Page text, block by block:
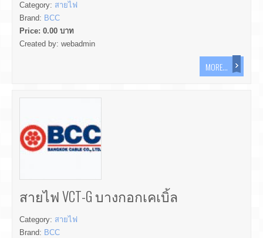
Category: สายไฟ
Brand: BCC
Price: 0.00 บาท
Created by: webadmin
MORE...
สายไฟ VCT-G บางกอกเคเบิ้ล
Category: สายไฟ
Brand: BCC